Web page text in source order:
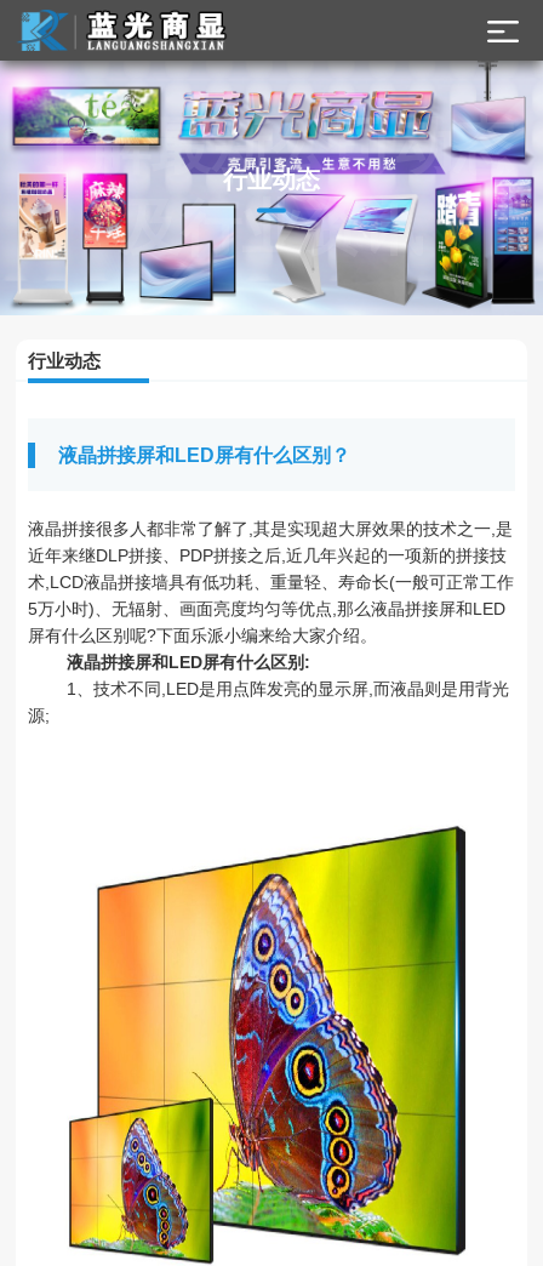
了解最新公司动态
及行业资讯
行业动态
行业动态
液晶拼接屏和LED屏有什么区别？
液晶拼接很多人都非常了解了,其是实现超大屏效果的技术之一,是
近年来继DLP拼接、PDP拼接之后,近几年兴起的一项新的拼接技
术,LCD液晶拼接墙具有低功耗、重量轻、寿命长(一般可正常工作
5万小时)、无辐射、画面亮度均匀等优点,那么液晶拼接屏和LED
屏有什么区别呢?下面乐派小编来给大家介绍。
液晶拼接屏和LED屏有什么区别:
1、技术不同,LED是用点阵发亮的显示屏,而液晶则是用背光
源;